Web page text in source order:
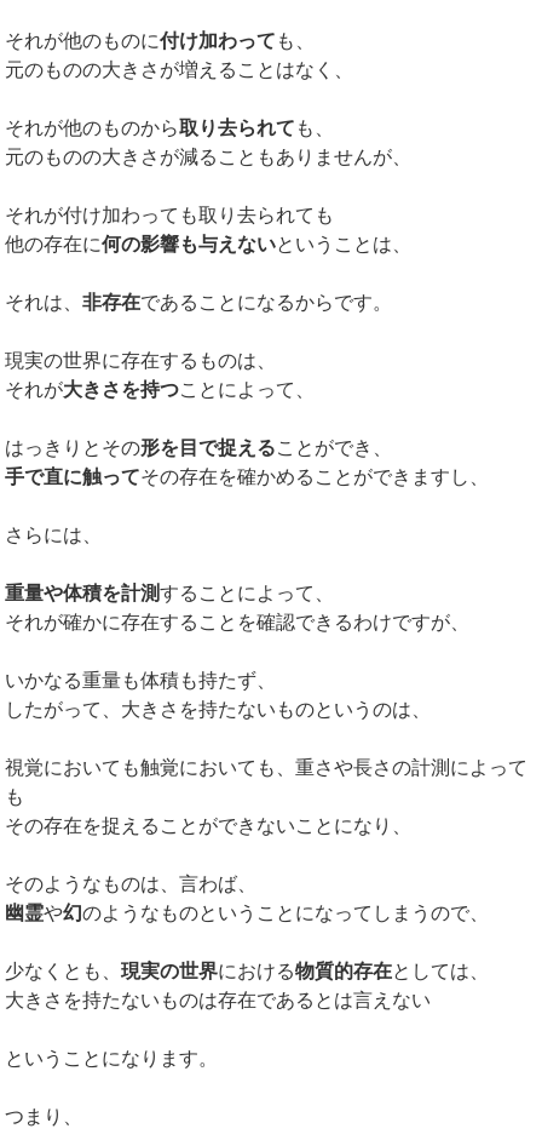
それが他のものに付け加わって も、
元のものの大きさが増えることはなく、
それが他のものから取り去られて も、
元のものの大きさが減ることもありませんが、
それが付け加わっても取り去られても
他の存在に何の影響も与えないということは、
それは、非存在であることになるからです。
現実の世界に存在するものは、
それが大きさを持つことによって、
はっきりとその形を目で捉えることができ、
手で直に触ってその存在を確かめることができますし、
さらには、
重量や体積を計測することによって、
それが確かに存在することを確認できるわけですが、
いかなる重量も体積も持たず、
したがって、大きさを持たないものというのは、
視覚においても触覚においても、重さや長さの計測によって
も
その存在を捉えることができないことになり、
そのようなものは、言わば、
幽霊や幻のようなものということになってしまうので、
少なくとも、現実の世界における物質的存在としては、
大きさを持たないものは存在であるとは言えない
ということになります。
つまり、